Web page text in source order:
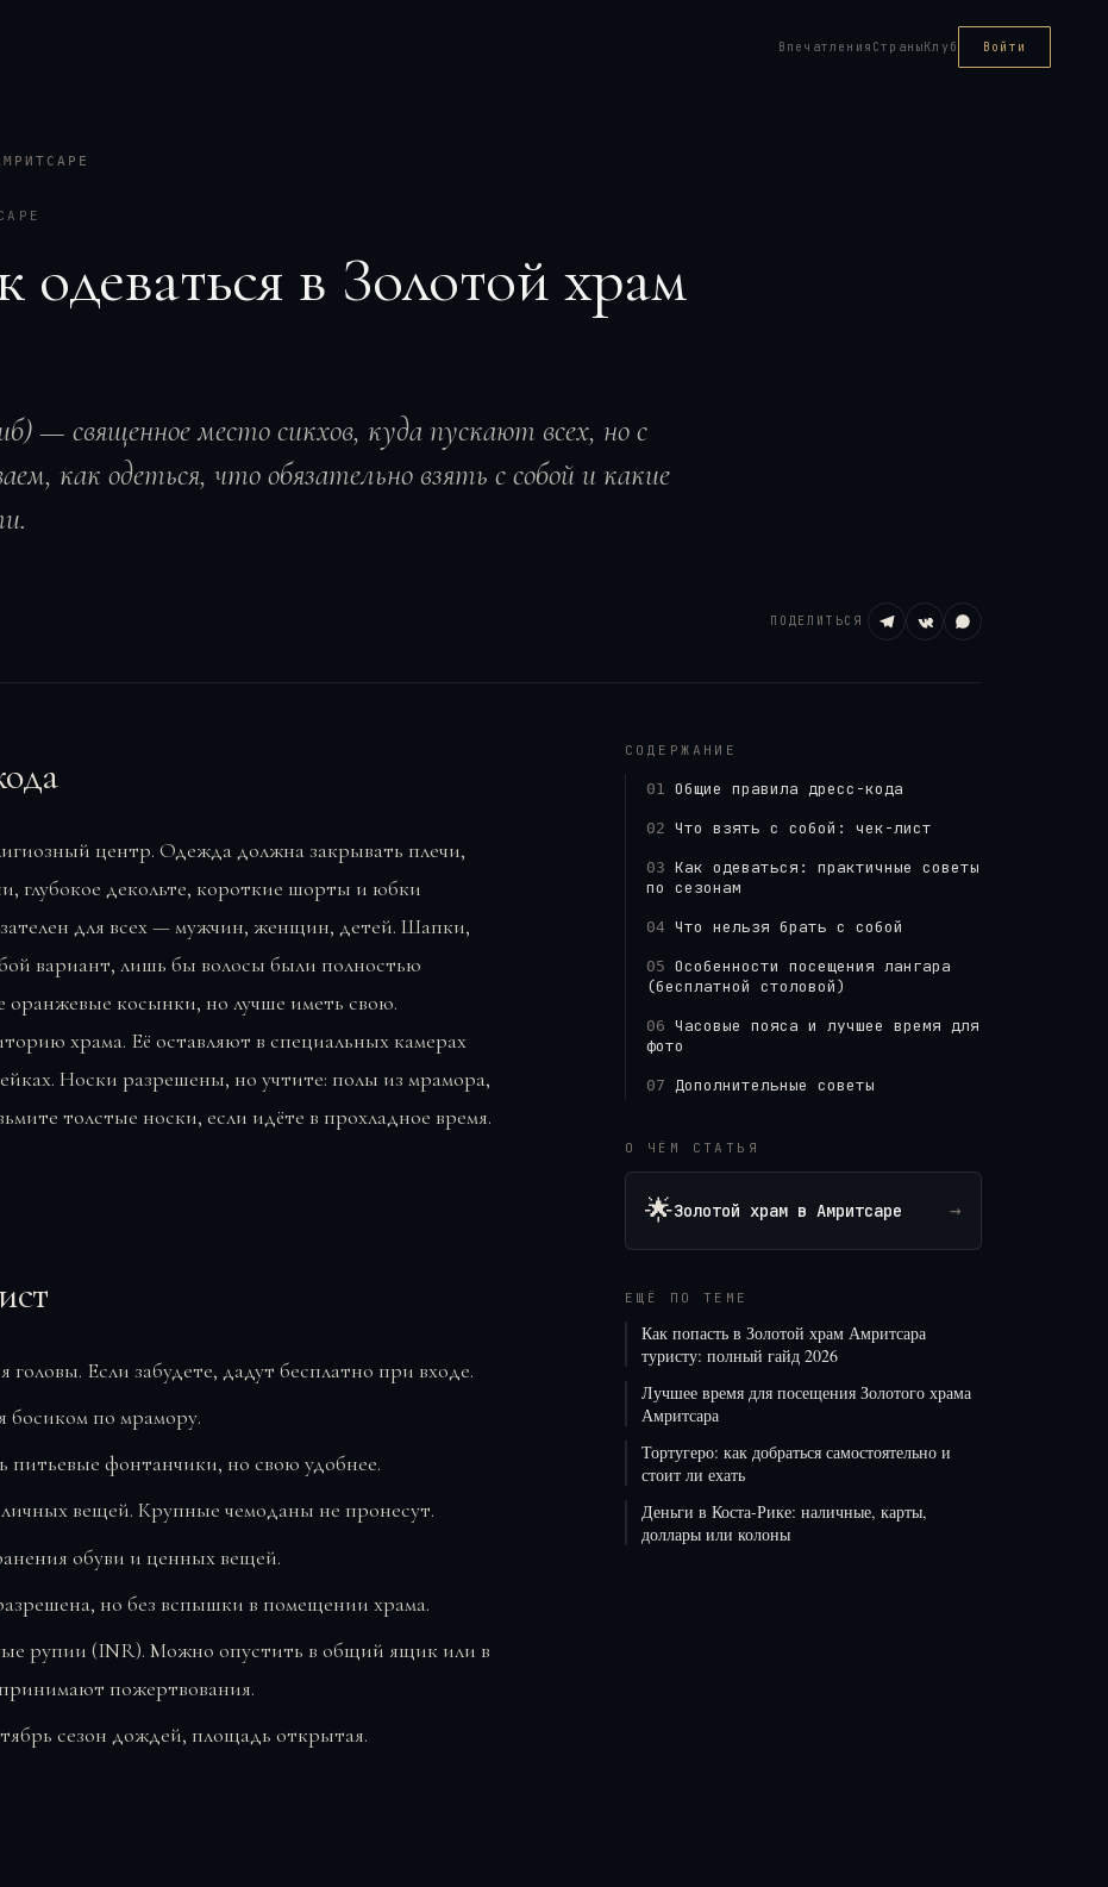
Впечатления СтраныКлуб Войти
одеваться в Золотой храм
— священное место сикхов, куда пускают всех, но с
как одеться, что обязательно взять с собой и какие
ПОДЕЛИТЬСЯ
центр. Одежда должна закрывать плечи,
глубокое декольте, короткие шорты и юбки
для всех — мужчин, женщин, детей. Шапки,
вариант, лишь бы волосы были полностью
косынки, но лучше иметь свою.
храма. Её оставляют в специальных камерах
Носки разрешены, но учтите: полы из мрамора,
толстые носки, если идёте в прохладное время.
Если забудете, дадут бесплатно при входе.
по мрамору.
питьевые фонтанчики, но свою удобнее.
вещей. Крупные чемоданы не пронесут.
обуви и ценных вещей.
но без вспышки в помещении храма.
рупии (INR). Можно опустить в общий ящик или в
пожертвования.
сезон дождей, площадь открытая.
СОДЕРЖАНИЕ
01 Общие правила дресс-кода
02 Что взять с собой: чек-лист
03 Как одеваться: практичные советы
по сезонам
04 Что нельзя брать с собой
05 Особенности посещения лангара
(бесплатной столовой)
06 Часовые пояса и лучшее время для
фото
07 Дополнительные советы
О ЧЁМ СТАТЬЯ
🌟Золотой храм в Амритсаре →
ЕЩЁ ПО ТЕМЕ
Как попасть в Золотой храм Амритсара
туристу: полный гайд 2026
Лучшее время для посещения Золотого храма
Амритсара
Тортугеро: как добраться самостоятельно и
стоит ли ехать
Деньги в Коста-Рике: наличные, карты,
доллары или колоны